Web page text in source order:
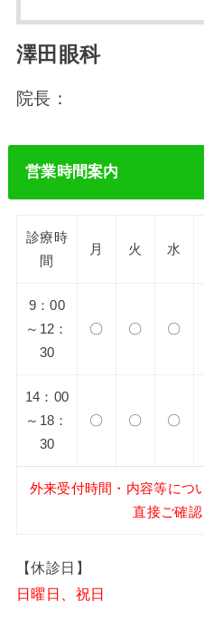
澤田眼科
院長：
営業時間案内
診療時
間
月 火 水
9：00
～12：
30
〇 〇 〇
14：00
～18：
30
〇 〇 〇
外来受付時間・内容等につ
直接ご確認
【休診日】
日曜日、祝日